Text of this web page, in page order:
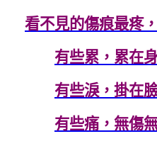
看不見的傷痕最疼
有些累，累在
有些淚，掛在
有些痛，無傷